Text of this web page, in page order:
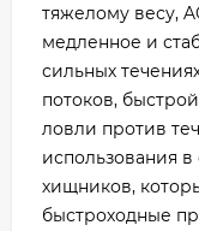
тяжелому весу,
медленное и
сильных
потоков,
ловли против
использования
хищников,
быстроходные